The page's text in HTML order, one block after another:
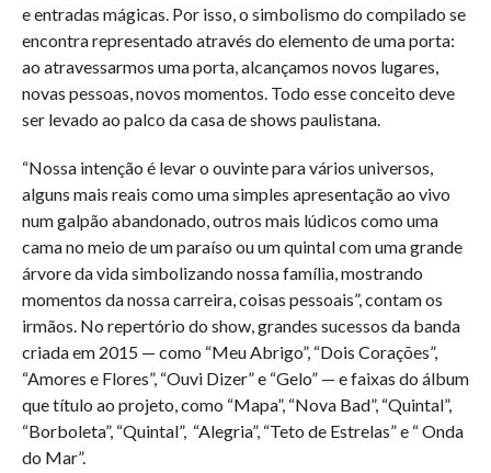
e entradas mágicas. Por isso, o simbolismo do compilado se
encontra representado através do elemento de uma porta:
ao atravessarmos uma porta, alcançamos novos lugares,
novas pessoas, novos momentos. Todo esse conceito deve
ser levado ao palco da casa de shows paulistana.
“Nossa intenção é levar o ouvinte para vários universos,
alguns mais reais como uma simples apresentação ao vivo
num galpão abandonado, outros mais lúdicos como uma
cama no meio de um paraíso ou um quintal com uma grande
árvore da vida simbolizando nossa família, mostrando
momentos da nossa carreira, coisas pessoais”, contam os
irmãos. No repertório do show, grandes sucessos da banda
criada em 2015 — como “Meu Abrigo”, “Dois Corações”,
“Amores e Flores”, “Ouvi Dizer” e “Gelo” — e faixas do álbum
que título ao projeto, como “Mapa”, “Nova Bad”, “Quintal”,
“Borboleta”, “Quintal”, “Alegria”, “Teto de Estrelas” e “ Onda
do Mar”.